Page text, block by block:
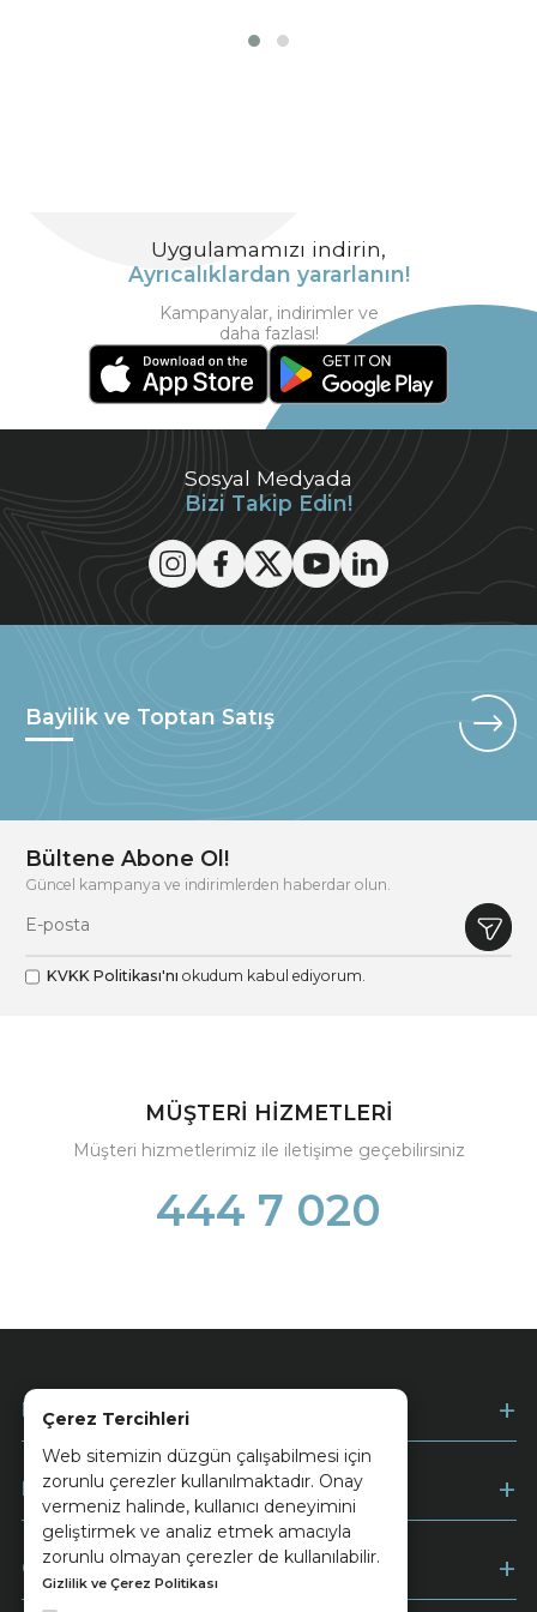
Çerez Tercihleri
Web sitemizin düzgün çalışabilmesi için
zorunlu çerezler kullanılmaktadır. Onay
vermeniz halinde, kullanıcı deneyimini
geliştirmek ve analiz etmek amacıyla
zorunlu olmayan çerezler de kullanılabilir.
Gizlilik ve Çerez Politikası
Sosyal Medyada
Bizi Takip Edin!
Uygulamamızı indirin,
Ayrıcalıklardan yararlanın!
Kampanyalar, indirimler ve
daha fazlası!
Bayilik ve Toptan Satış
Bültene Abone Ol!
Güncel kampanya ve indirimlerden haberdar olun.
KVKK Politikası'nı okudum kabul ediyorum.
MÜŞTERİ HİZMETLERİ
Müşteri hizmetlerimiz ile iletişime geçebilirsiniz
444 7 020
Kurumsal
Müşteri Hizmetleri
Ödeme